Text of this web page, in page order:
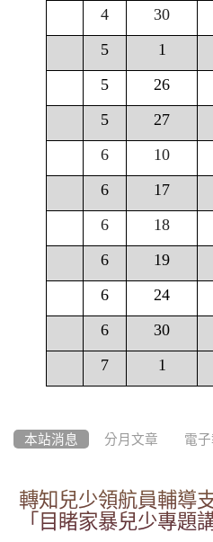
4
30
5
1
5
26
5
27
6
10
6
17
6
18
6
19
6
24
6
30
7
1
本站消息 分月文章 電
轉知兒少領航員輔導
「目睹家暴兒少專題